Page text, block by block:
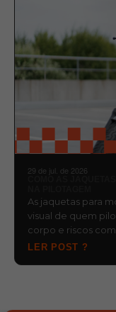
29 de jul. de 2026
As jaquetas para
visual de quem
corpo e riscos
LER POST ?